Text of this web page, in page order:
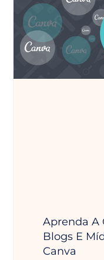
Aprenda A
Blogs E
Canva